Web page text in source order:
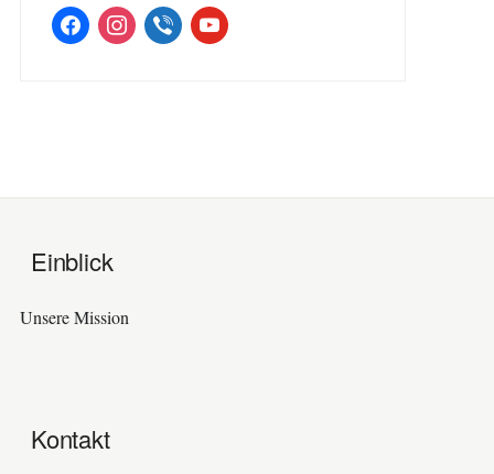
facebookinstagramviber youtube
Einblick
Unsere Mission
Kontakt